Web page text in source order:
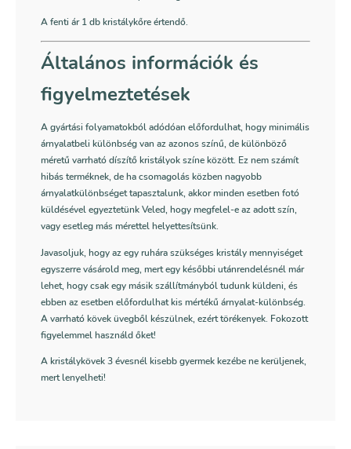
A fenti ár 1 db kristálykőre értendő.
Általános információk és
figyelmeztetések
A gyártási folyamatokból adódóan előfordulhat, hogy minimális
árnyalatbeli különbség van az azonos színű, de különböző
méretű varrható díszítő kristályok színe között. Ez nem számít
hibás terméknek, de ha csomagolás közben nagyobb
árnyalatkülönbséget tapasztalunk, akkor minden esetben fotó
küldésével egyeztetünk Veled, hogy megfelel-e az adott szín,
vagy esetleg más mérettel helyettesítsünk.
Javasoljuk, hogy az egy ruhára szükséges kristály mennyiséget
egyszerre vásárold meg, mert egy későbbi utánrendelésnél már
lehet, hogy csak egy másik szállítmányból tudunk küldeni, és
ebben az esetben előfordulhat kis mértékű árnyalat-különbség.
A varrható kövek üvegből készülnek, ezért törékenyek. Fokozott
figyelemmel használd őket!
A kristálykövek 3 évesnél kisebb gyermek kezébe ne kerüljenek,
mert lenyelheti!